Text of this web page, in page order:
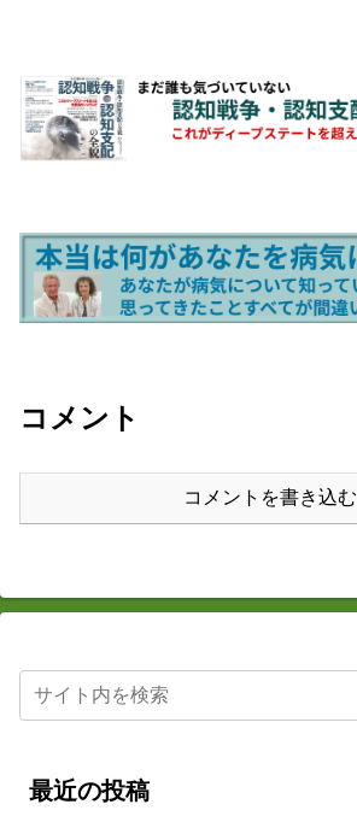
コメント
コメントを書き込む
最近の投稿